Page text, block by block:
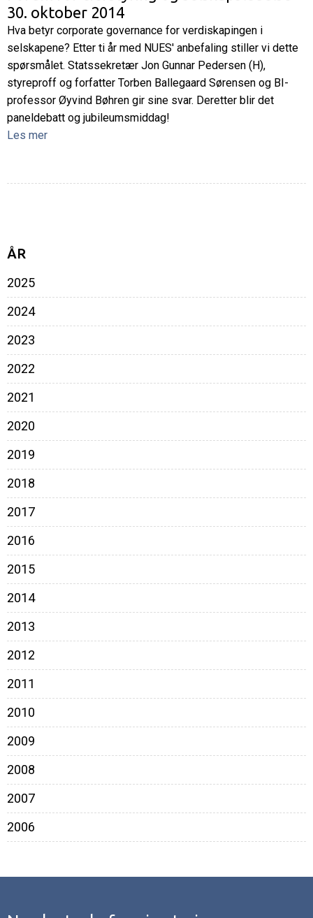
30. oktober 2014
Hva betyr corporate governance for verdiskapingen i
selskapene? Etter ti år med NUES' anbefaling stiller vi dette
spørsmålet. Statssekretær Jon Gunnar Pedersen (H),
styreproff og forfatter Torben Ballegaard Sørensen og BI-
professor Øyvind Bøhren gir sine svar. Deretter blir det
paneldebatt og jubileumsmiddag!
Les mer
ÅR
2025
2024
2023
2022
2021
2020
2019
2018
2017
2016
2015
2014
2013
2012
2011
2010
2009
2008
2007
2006